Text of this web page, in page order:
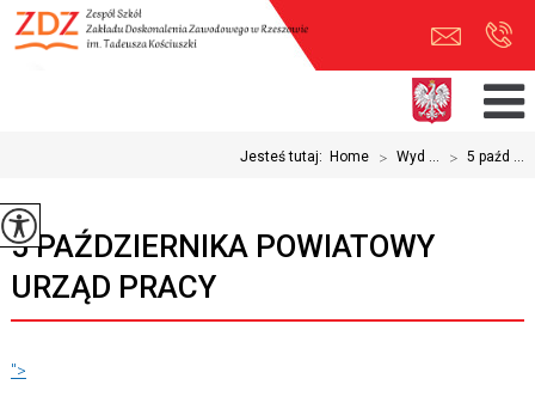
Jesteś tutaj: Home > Wyd ... > 5 paźd ...
5 PAŹDZIERNIKA POWIATOWY
URZĄD PRACY
">